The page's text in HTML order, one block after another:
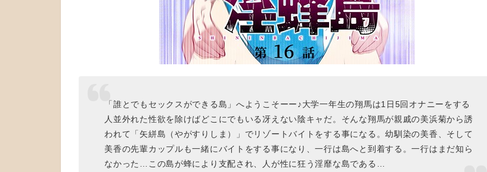
「誰とでもセックスができる島」へようこそーー♪大学一年生の翔馬は1日5回オナニーをする
人並外れた性欲を除けばどこにでもいる冴えない陰キャだ。そんな翔馬が親戚の美浜菊から誘
われて「矢絣島（やがすりしま）」でリゾートバイトをする事になる。幼馴染の美香、そして
美香の先輩カップルも一緒にバイトをする事になり、一行は島へと到着する。一行はまだ知ら
なかった…この島が蜂により支配され、人が性に狂う淫靡な島である…